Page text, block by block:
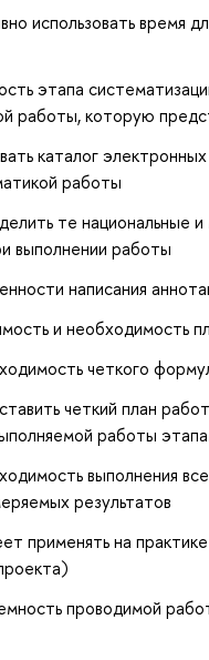
использовать время
этапа
работы, которую
каталог
работы
те национальные
выполнении работы
написания
и необходимость
четкого
четкий план
работы
выполнения
результатов
применять на
проводимой